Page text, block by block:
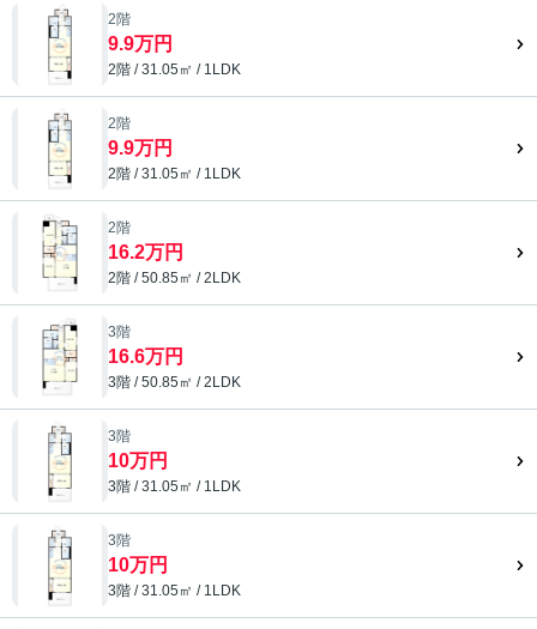
2階
9.9万円
2階 / 31.05㎡ / 1LDK
2階
9.9万円
2階 / 31.05㎡ / 1LDK
2階
16.2万円
2階 / 50.85㎡ / 2LDK
3階
16.6万円
3階 / 50.85㎡ / 2LDK
3階
10万円
3階 / 31.05㎡ / 1LDK
3階
10万円
3階 / 31.05㎡ / 1LDK